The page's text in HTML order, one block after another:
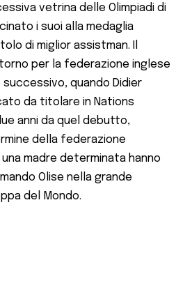
vetrina delle Olimpiadi di
i suoi alla medaglia
di miglior assistman. Il
per la federazione inglese
quando Didier
da titolare in Nations
anni da quel debutto,
della federazione
madre determinata hanno
Olise nella grande
del Mondo.